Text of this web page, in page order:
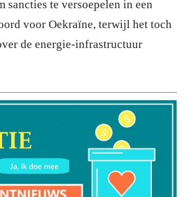
sancties te versoepelen in een
voor Oekraïne, terwijl het toch
de energie-infrastructuur